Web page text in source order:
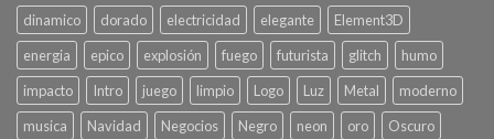
dinamico
dorado electricidad elegante
Element3D
energia
epico explosión fuego futurista glitch
humo
impacto
Intro juego limpio Logo Luz Metal
moderno
musica
Navidad Negocios Negro neon oro
Oscuro